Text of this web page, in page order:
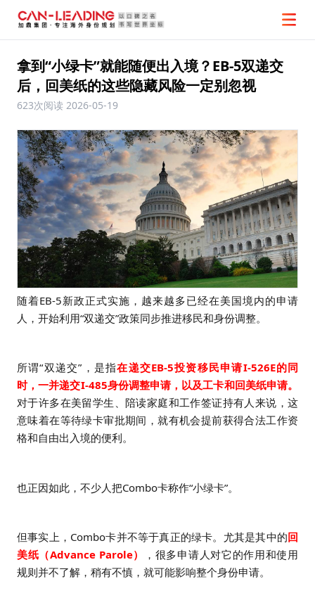
拿到“小绿卡”就能随便出入境？EB-5双递交
后，回美纸的这些隐藏风险一定别忽视
623次阅读 2026-05-19
随着EB-5新政正式实施，越来越多已经在美国境内的申请
人，开始利用“双递交”政策同步推进移民和身份调整。
所谓“双递交”，是指在递交EB-5投资移民申请I-526E的同
时，一并递交I-485身份调整申请，以及工卡和回美纸申请。
对于许多在美留学生、陪读家庭和工作签证持有人来说，这
意味着在等待绿卡审批期间，就有机会提前获得合法工作资
格和自由出入境的便利。
也正因如此，不少人把Combo卡称作“小绿卡”。
但事实上，Combo卡并不等于真正的绿卡。尤其是其中的回
美纸（Advance Parole）
，很多申请人对它的作用和使用
规则并不了解，稍有不慎，就可能影响整个身份申请。